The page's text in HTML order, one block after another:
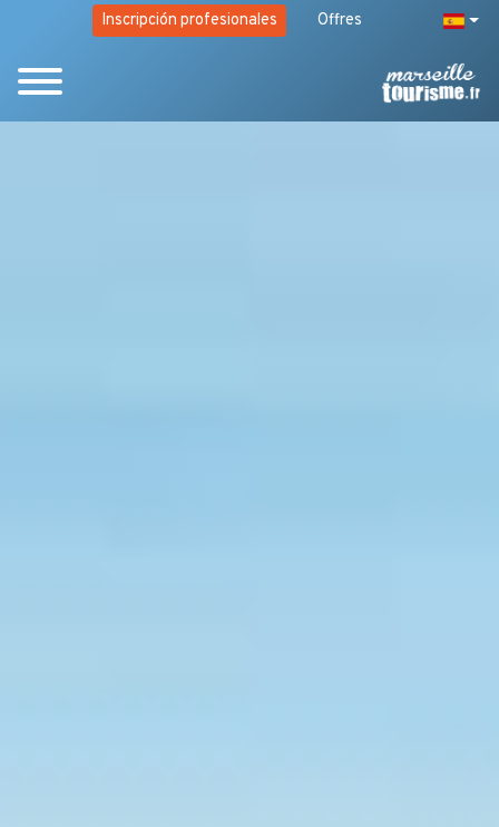
Inscripción profesionales Offres